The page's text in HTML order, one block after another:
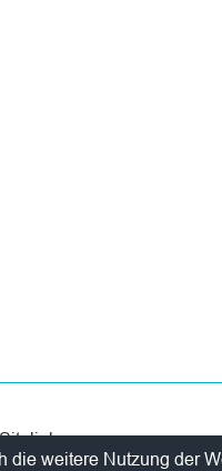
Sitelinks
weitere Nutzung der